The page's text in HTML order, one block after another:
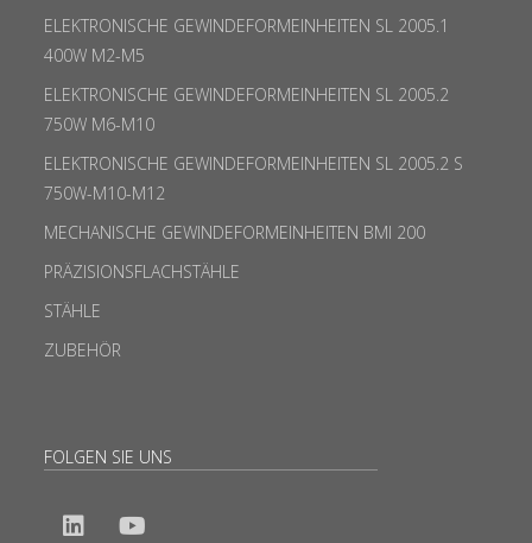
ELEKTRONISCHE GEWINDEFORMEINHEITEN SL 2005.1
400W M2-M5
ELEKTRONISCHE GEWINDEFORMEINHEITEN SL 2005.2
750W M6-M10
ELEKTRONISCHE GEWINDEFORMEINHEITEN SL 2005.2 S
750W-M10-M12
MECHANISCHE GEWINDEFORMEINHEITEN BMI 200
PRÄZISIONSFLACHSTÄHLE
STÄHLE
ZUBEHÖR
FOLGEN SIE UNS